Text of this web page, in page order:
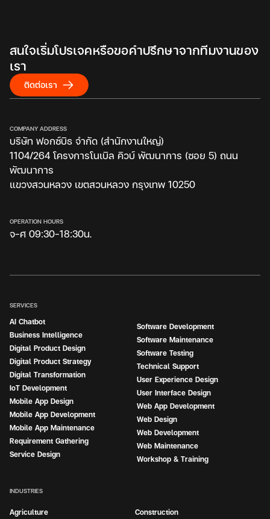
COMPANY ADDRESS
บริษัท ฟอกซ์บิธ จำกัด (สำนักงานใหญ่)
1104/264 โครงการโนเบิล คิวบ์ พัฒนาการ (ซอย 5) ถนน
พัฒนาการ
แขวงสวนหลวง เขตสวนหลวง กรุงเทพ 10250
OPERATION HOURS
จ-ศ 09:30-18:30น.
สนใจเริ่มโปรเจคหรือขอคำปรึกษาจากทีมงานของ
เรา
ติดต่อเรา
SERVICES
AI Chatbot
Business Intelligence
Digital Product Design
Digital Product Strategy
Digital Transformation
IoT Development
Mobile App Design
Mobile App Development
Mobile App Maintenance
Requirement Gathering
Service Design
Software Development
Software Maintenance
Software Testing
Technical Support
User Experience Design
User Interface Design
Web App Development
Web Design
Web Development
Web Maintenance
Workshop & Training
INDUSTRIES
Agriculture
Construction